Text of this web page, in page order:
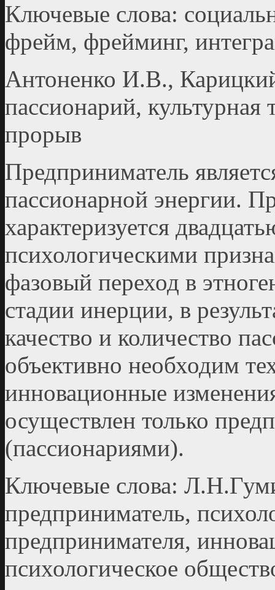
Ключевые слова:
фрейм, фрейминг,
Антоненко И.В.,
пассионарий, культурная
прорыв
Предприниматель
пассионарной энергии.
характеризуется
психологическими
фазовый переход в
стадии инерции, в
качество и количество
объективно необходим
инновационные
осуществлен только
(пассионариями).
Ключевые слова:
предприниматель,
предпринимателя,
психологическое